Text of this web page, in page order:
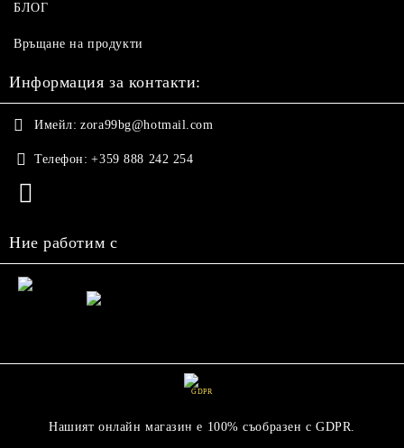
БЛОГ
Връщане на продукти
Информация за контакти:
Имейл: zora99bg@hotmail.com
Телефон: +359 888 242 254
Ние работим с
GDPR
Нашият онлайн магазин е 100% съобразен с GDPR.